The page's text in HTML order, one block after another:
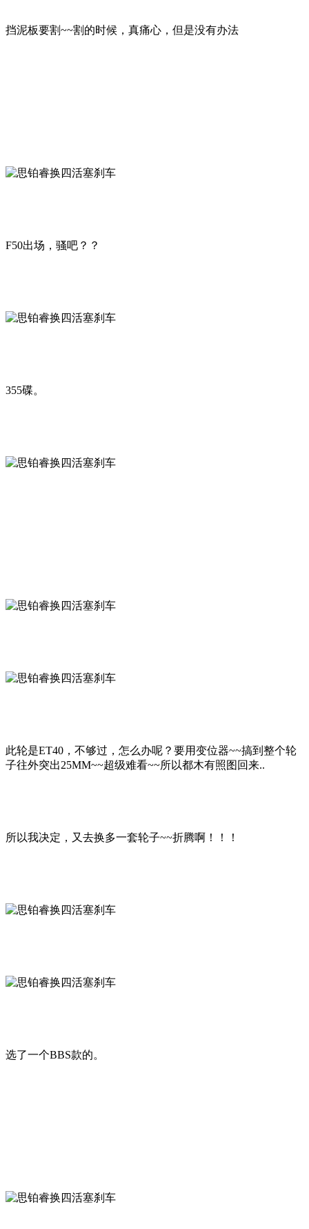
挡泥板要割~~割的时候，真痛心，但是没有办法
F50出场，骚吧？？
355碟。
此轮是ET40，不够过，怎么办呢？要用变位器~~搞到整个轮
子往外突出25MM~~超级难看~~所以都木有照图回来..
所以我决定，又去换多一套轮子~~折腾啊！！！
选了一个BBS款的。